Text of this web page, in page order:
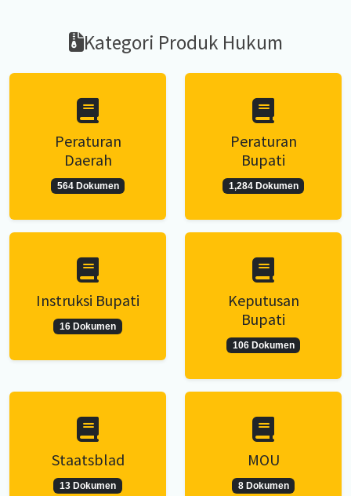
Kategori Produk Hukum
Peraturan
Daerah
564 Dokumen
Peraturan
Bupati
1,284 Dokumen
Instruksi Bupati
16 Dokumen
Keputusan
Bupati
106 Dokumen
Staatsblad
13 Dokumen
MOU
8 Dokumen